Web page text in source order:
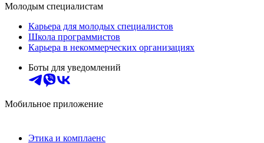
Молодым специалистам
Карьера для молодых специалистов
Школа программистов
Карьера в некоммерческих организациях
Боты для уведомлений
Мобильное приложение
Этика и комплаенс